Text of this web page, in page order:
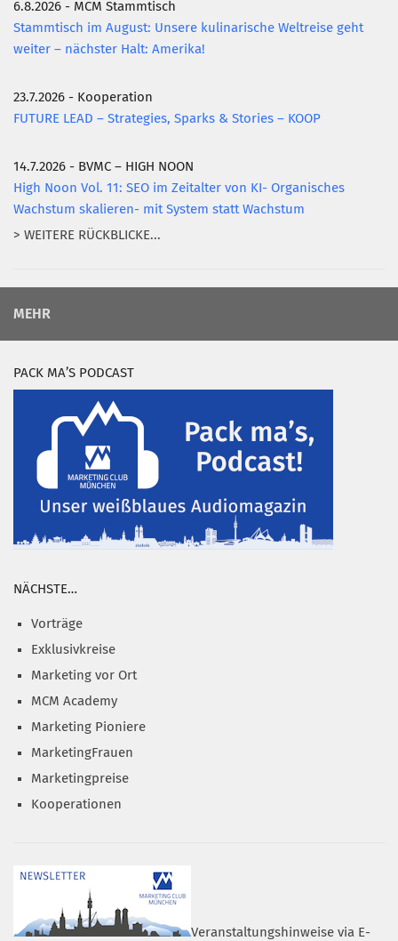
6.8.2026 - MCM Stammtisch
Stammtisch im August: Unsere kulinarische Weltreise geht
weiter – nächster Halt: Amerika!
23.7.2026 - Kooperation
FUTURE LEAD – Strategies, Sparks & Stories – KOOP
14.7.2026 - BVMC – HIGH NOON
High Noon Vol. 11: SEO im Zeitalter von KI- Organisches
Wachstum skalieren- mit System statt Wachstum
> WEITERE RÜCKBLICKE...
MEHR
PACK MA’S PODCAST
NÄCHSTE…
Vorträge
Exklusivkreise
Marketing vor Ort
MCM Academy
Marketing Pioniere
MarketingFrauen
Marketingpreise
Kooperationen
Veranstaltungshinweise via E-